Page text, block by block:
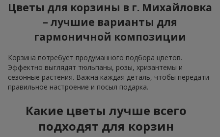
Цветы для корзины в г. Михайловка
– лучшие варианты для
гармоничной композиции
Корзина потребует продуманного подбора цветов.
Эффектно выглядят тюльпаны, розы, хризантемы и
сезонные растения. Важна каждая деталь, чтобы передати
правильное настроение и посыл подарка.
Какие цветы лучше всего
подходят для корзин